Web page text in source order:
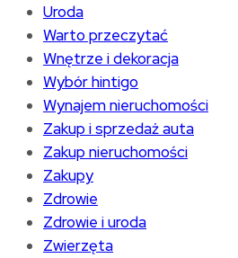
Uroda
Warto przeczytać
Wnętrze i dekoracja
Wybór hintigo
Wynajem nieruchomości
Zakup i sprzedaż auta
Zakup nieruchomości
Zakupy
Zdrowie
Zdrowie i uroda
Zwierzęta